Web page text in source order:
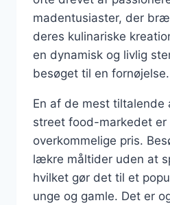
madentusiaster, der
deres kulinariske
en dynamisk og livlig
besøget til en fornøjelse.
En af de mest tiltalende
street food-markedet er
overkommelige pris.
lækre måltider uden at
hvilket gør det til et
unge og gamle. Det er